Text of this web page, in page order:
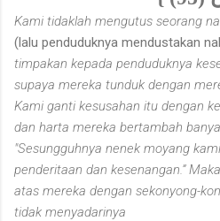
Kami tidaklah mengutus seorang
(lalu penduduknya mendustakan
timpakan kepada penduduknya
supaya mereka tunduk dengan
Kami ganti kesusahan itu dengan
dan harta mereka bertambah
"Sesungguhnya nenek moyang
penderitaan dan kesenangan.”
atas mereka dengan sekonyong-
tidak menyadarinya